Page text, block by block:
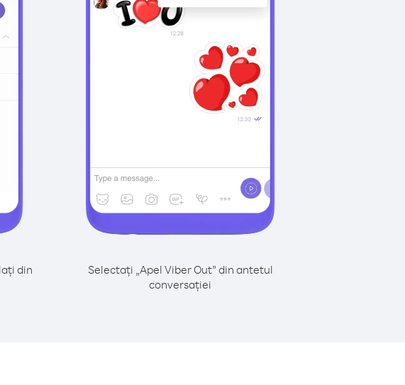
din
Selectați „Apel Viber Out” din antetul
conversației